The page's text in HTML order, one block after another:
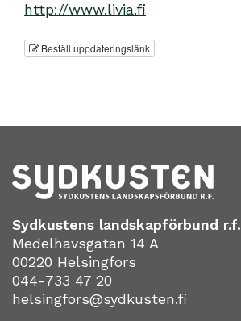
http://www.livia.fi
Beställ uppdateringslänk
Sydkustens landskapförbund r.f.
Medelhavsgatan 14 A
00220 Helsingfors
044-733 47 20
helsingfors@sydkusten.fi